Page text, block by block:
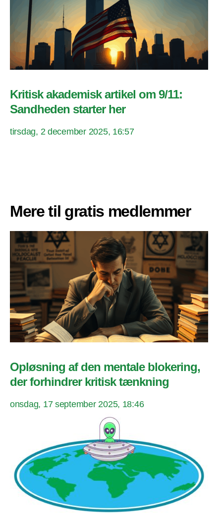
Kritisk akademisk artikel om 9/11:
Sandheden starter her
tirsdag, 2 december 2025, 16:57
Mere til gratis medlemmer
Opløsning af den mentale blokering,
der forhindrer kritisk tænkning
onsdag, 17 september 2025, 18:46